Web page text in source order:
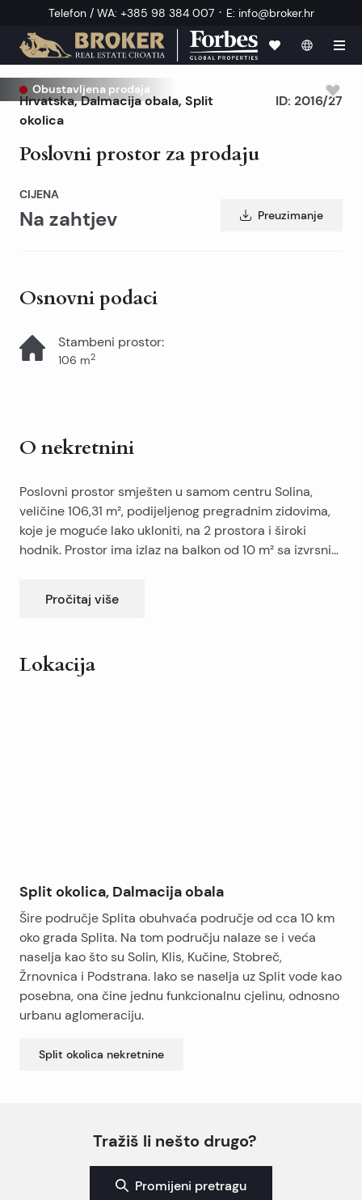
Telefon / WA: +385 98 384 007 · E: info@broker.hr
Obustavljena prodaja
Hrvatska,Dalmacija obala, Split
okolica
Poslovni prostor za prodaju
ID: 2016/27
CIJENA
Na zahtjev Preuzimanje
Osnovni podaci
Stambeni prostor:
106 m2
O nekretnini
Poslovni prostor smješten u samom centru Solina,
veličine 106,31 m², podijeljenog pregradnim zidovima,
koje je moguće lako ukloniti, na 2 prostora i široki
hodnik. Prostor ima izlaz na balkon od 10 m² sa izvrsnim
trenutno se koriste 2 vanjska sanitarna čvora čije
komunalije su u potpunosti plaćene. Prostor je još roh-
Pročitaj više
Lokacija
Split okolica, Dalmacija obala
Šire područje Splita obuhvaća područje od cca 10 km
oko grada Splita. Na tom području nalaze se i veća
naselja kao što su Solin, Klis, Kučine, Stobreč,
Žrnovnica i Podstrana. Iako se naselja uz Split vode kao
posebna, ona čine jednu funkcionalnu cjelinu, odnosno
urbanu aglomeraciju.
Split okolica nekretnine
Tražiš li nešto drugo?
Promijeni pretragu